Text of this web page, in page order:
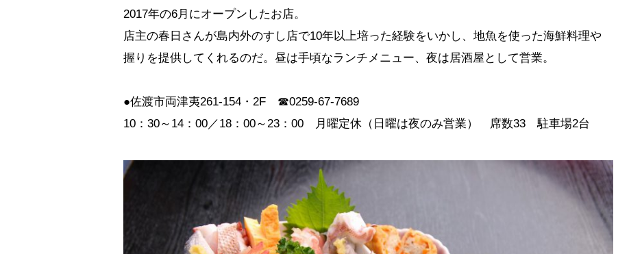
2017年の6月にオープンしたお店。
店主の春日さんが島内外のすし店で10年以上培った経験をいかし、地魚を使った海鮮料理や
握りを提供してくれるのだ。昼は手頃なランチメニュー、夜は居酒屋として営業。
●佐渡市両津夷261-154・2F ☎0259-67-7689
10：30～14：00／18：00～23：00 月曜定休（日曜は夜のみ営業） 席数33 駐車場2台